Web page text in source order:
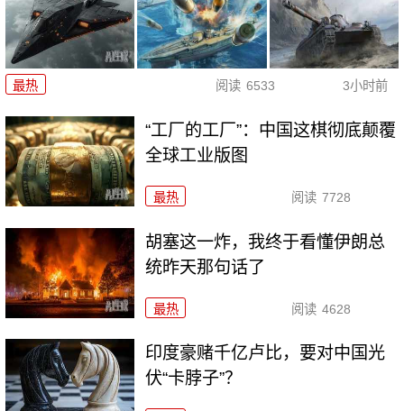
最热 阅读 6533 3小时前
“工厂的工厂”：中国这棋彻底颠覆
全球工业版图
最热 阅读 7728
胡塞这一炸，我终于看懂伊朗总
统昨天那句话了
最热 阅读 4628
印度豪赌千亿卢比，要对中国光
伏“卡脖子”？